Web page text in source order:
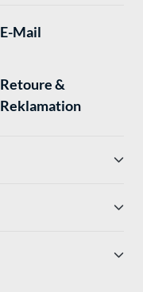
E-Mail
Retoure &
Reklamation